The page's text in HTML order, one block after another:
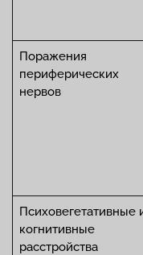
Поражения
периферических
нервов
Психовегетативные
когнитивные
расстройства